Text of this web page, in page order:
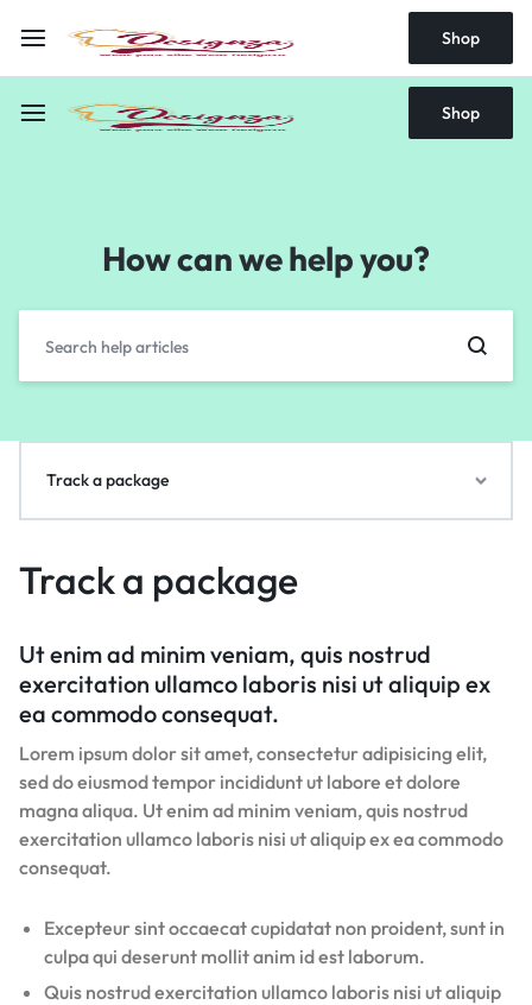
Shop
Shop
How can we help you?
Track a package
Ut enim ad minim veniam, quis nostrud
exercitation ullamco laboris nisi ut aliquip ex
ea commodo consequat.
Lorem ipsum dolor sit amet, consectetur adipisicing elit,
sed do eiusmod tempor incididunt ut labore et dolore
magna aliqua. Ut enim ad minim veniam, quis nostrud
exercitation ullamco laboris nisi ut aliquip ex ea commodo
consequat.
Excepteur sint occaecat cupidatat non proident, sunt in
culpa qui deserunt mollit anim id est laborum.
Quis nostrud exercitation ullamco laboris nisi ut aliquip
Track a package